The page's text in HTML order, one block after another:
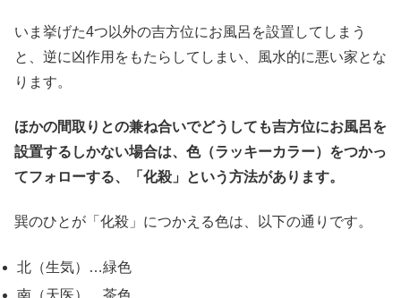
いま挙げた4つ以外の吉方位にお風呂を設置してしまう
と、逆に凶作用をもたらしてしまい、風水的に悪い家とな
ります。
ほかの間取りとの兼ね合いでどうしても吉方位にお風呂を
設置するしかない場合は、色（ラッキーカラー）をつかっ
てフォローする、「化殺」という方法があります。
巽のひとが「化殺」につかえる色は、以下の通りです。
北（生気）…緑色
南（天医）…茶色